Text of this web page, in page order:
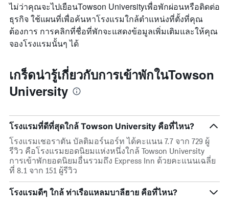
ไม่ว่าคุณจะไปเยือนTowson Universityเพื่อพักผ่อนหรือติดต่อ
ธุรกิจ ใช้แผนที่เพื่อค้นหาโรงแรมใกล้ตำแหน่งที่ตั้งที่คุณ
ต้องการ การคลิกที่ชื่อที่พักจะแสดงข้อมูลเพิ่มเติมและให้คุณ
จองโรงแรมนั้นๆ ได้
เกร็ดน่ารู้เกี่ยวกับการเข้าพักในTowson
University
โรงแรมที่ดีที่สุดใกล้ Towson University คือที่ไหน?
โรงแรมเชอราตัน บัลติมอร์นอร์ท ได้คะแนน 7.7 จาก 729 ผู้
รีวิว คือโรงแรมยอดนิยมแห่งหนึ่งใกล้ Towson University
การเข้าพักยอดนิยมอื่นรวมถึง Express Inn ด้วยคะแนนเฉลี่ย
ที่ 8.1 จาก 151 ผู้รีวิว
โรงแรมดีๆ ใกล้ ท่าเรือแหลมบาลีฮาย คือที่ไหน?